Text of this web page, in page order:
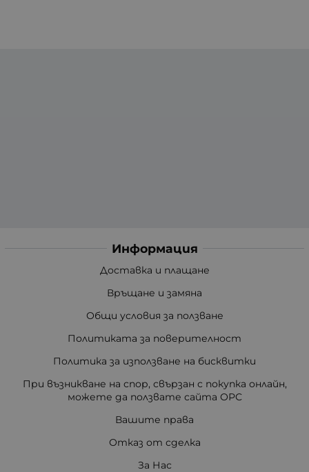
Информация
Доставка и плащане
Връщане и замяна
Общи условия за ползване
Политиката за поверителност
Политика за използване на бисквитки
При възникване на спор, свързан с покупка онлайн,
можете да ползвате сайта ОРС
Вашите права
Отказ от сделка
За Нас